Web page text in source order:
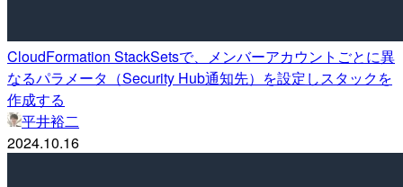
CloudFormation StackSetsで、メンバーアカウントごとに異
なるパラメータ（Security Hub通知先）を設定しスタックを
作成する
平井裕二
2024.10.16